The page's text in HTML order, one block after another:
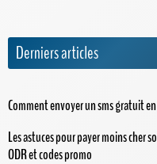
Derniers articles
Comment envoyer un sms gratuit
Les astuces pour payer moins cher
ODR et codes promo